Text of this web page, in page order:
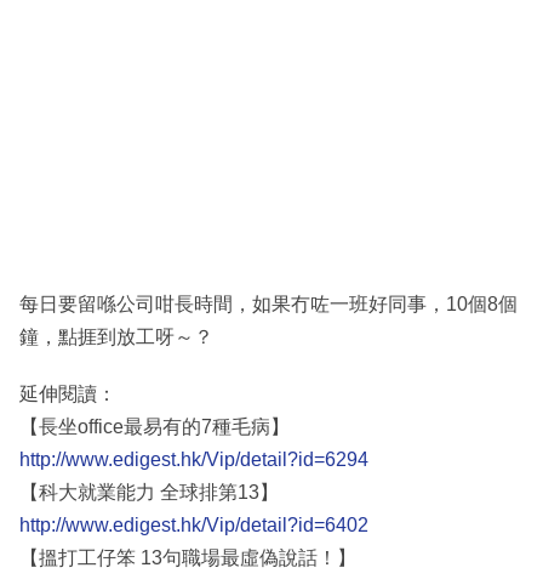
每日要留喺公司咁長時間，如果冇咗一班好同事，10個8個
鐘，點捱到放工呀～？
延伸閱讀：
【長坐office最易有的7種毛病】
http://www.edigest.hk/Vip/detail?id=6294
【科大就業能力 全球排第13】
http://www.edigest.hk/Vip/detail?id=6402
【搵打工仔笨 13句職場最虛偽說話！】